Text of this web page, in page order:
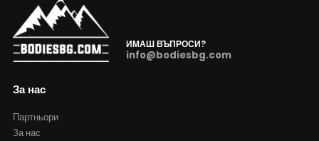
ИМАШ ВЪПРОСИ?
info@bodiesbg.com
За нас
Партньори
За нас